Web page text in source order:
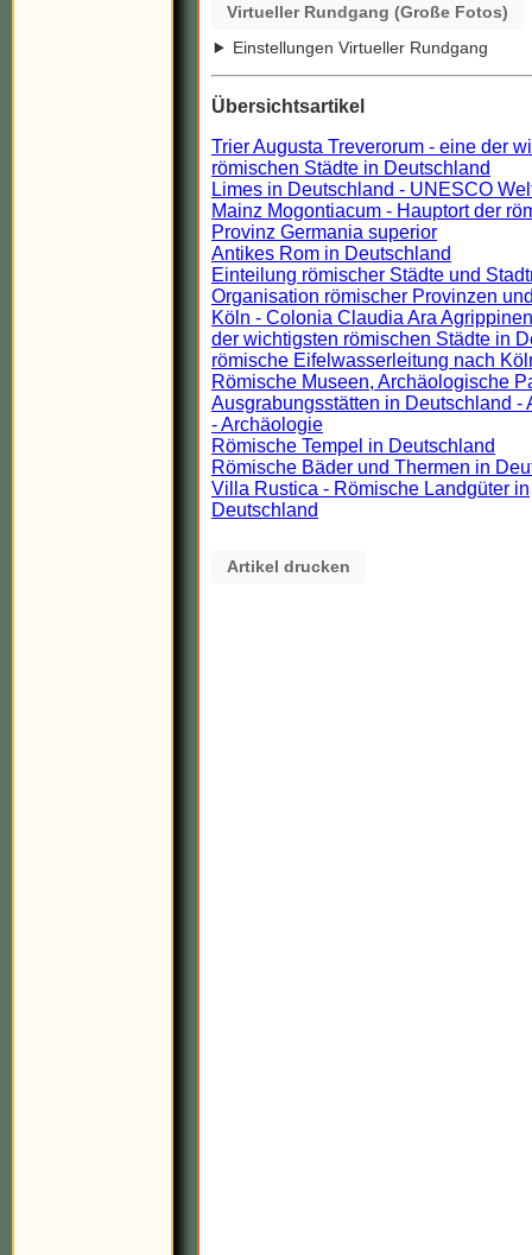
Virtueller Rundgang (Große Fotos)
Einstellungen Virtueller Rundgang
Übersichtsartikel
Trier Augusta Treverorum - eine der
römischen Städte in Deutschland
Limes in Deutschland - UNESCO
Mainz Mogontiacum - Hauptort der
Provinz Germania superior
Antikes Rom in Deutschland
Einteilung römischer Städte und
Organisation römischer Provinzen
Köln - Colonia Claudia Ara
der wichtigsten römischen Städte in
römische Eifelwasserleitung nach
Römische Museen, Archäologische
Ausgrabungsstätten in Deutschland -
- Archäologie
Römische Tempel in Deutschland
Römische Bäder und Thermen in
Villa Rustica - Römische Landgüter in
Deutschland
Artikel drucken